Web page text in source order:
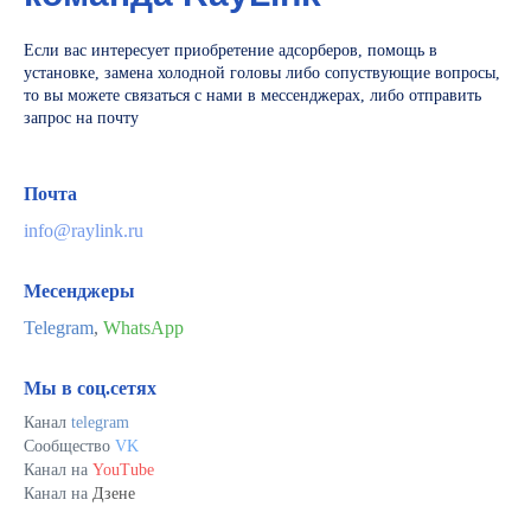
Если вас интересует приобретение адсорберов, помощь в
установке, замена холодной головы либо сопуствующие вопросы,
то вы можете связаться с нами в мессенджерах, либо отправить
запрос на почту
Почта
info@raylink.ru
Месенджеры
Telegram, WhatsApp
Мы в соц.сетях
Канал telegram
Сообщество VK
Канал на YouTube
Канал на Дзене